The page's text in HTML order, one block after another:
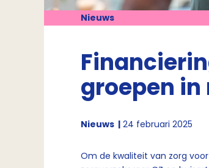
Nieuws
groepen in
Nieuws 24 februari 2025
Om de kwaliteit van zorg